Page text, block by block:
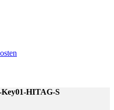
HITAG-S